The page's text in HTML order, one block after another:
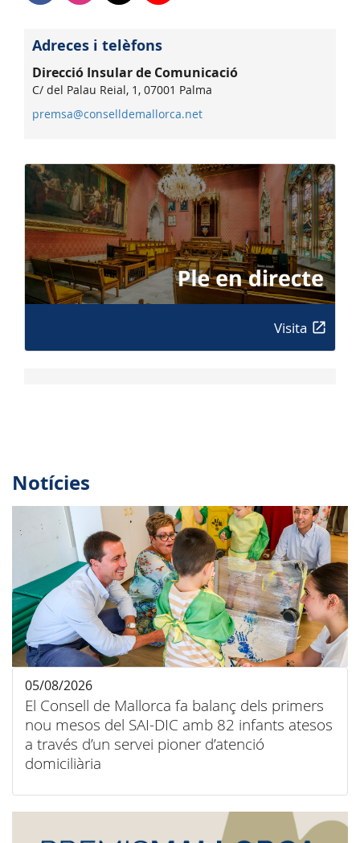
Adreces i telèfons
Direcció Insular de Comunicació
C/ del Palau Reial, 1, 07001 Palma
premsa@conselldemallorca.net
Visita
Notícies
El Consell de Mallorca fa balanç dels primers
nou mesos del SAI-DIC amb 82 infants atesos
a través d’un servei pioner d’atenció
domiciliària
05/08/2026